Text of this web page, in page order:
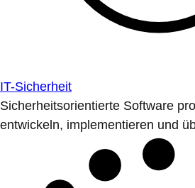
IT-Sicherheit
Sicherheitsorientierte Software
entwickeln, implementieren und